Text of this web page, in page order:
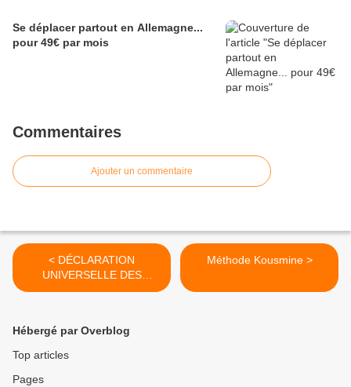
Se déplacer partout en Allemagne...
pour 49€ par mois
Commentaires
Ajouter un commentaire
< DÉCLARATION
UNIVERSELLE DES
DROITS DE L’ANIMAL
Méthode Kousmine >
Hébergé par Overblog
Top articles
Pages